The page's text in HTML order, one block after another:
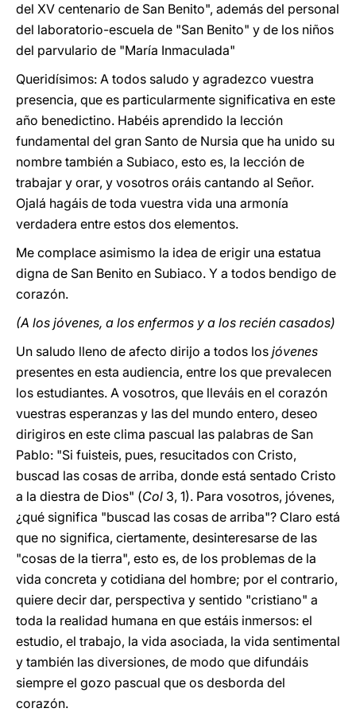
del XV centenario de San Benito", además del personal
del laboratorio-escuela de "San Benito" y de los niños
del parvulario de "María Inmaculada"
Queridísimos: A todos saludo y agradezco vuestra
presencia, que es particularmente significativa en este
año benedictino. Habéis aprendido la lección
fundamental del gran Santo de Nursia que ha unido su
nombre también a Subiaco, esto es, la lección de
trabajar y orar, y vosotros oráis cantando al Señor.
Ojalá hagáis de toda vuestra vida una armonía
verdadera entre estos dos elementos.
Me complace asimismo la idea de erigir una estatua
digna de San Benito en Subiaco. Y a todos bendigo de
corazón.
(A los jóvenes, a los enfermos y a los recién casados)
Un saludo lleno de afecto dirijo a todos los jóvenes
presentes en esta audiencia, entre los que prevalecen
los estudiantes. A vosotros, que lleváis en el corazón
vuestras esperanzas y las del mundo entero, deseo
dirigiros en este clima pascual las palabras de San
Pablo: "Si fuisteis, pues, resucitados con Cristo,
buscad las cosas de arriba, donde está sentado Cristo
a la diestra de Dios" (Col 3, 1). Para vosotros, jóvenes,
¿qué significa "buscad las cosas de arriba"? Claro está
que no significa, ciertamente, desinteresarse de las
"cosas de la tierra", esto es, de los problemas de la
vida concreta y cotidiana del hombre; por el contrario,
quiere decir dar, perspectiva y sentido "cristiano" a
toda la realidad humana en que estáis inmersos: el
estudio, el trabajo, la vida asociada, la vida sentimental
y también las diversiones, de modo que difundáis
siempre el gozo pascual que os desborda del
corazón.